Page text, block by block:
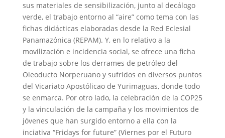
sus materiales de sensibilización, junto al decálogo
verde, el trabajo entorno al “aire” como tema con las
fichas didácticas elaboradas desde la Red Eclesial
Panamazónica (REPAM). Y, en lo relativo a la
movilización e incidencia social, se ofrece una ficha
de trabajo sobre los derrames de petróleo del
Oleoducto Norperuano y sufridos en diversos puntos
del Vicariato Apostólicao de Yurimaguas, donde todo
se enmarca. Por otro lado, la celebración de la COP25
y la vinculación de la campaña y los movimientos de
jóvenes que han surgido entorno a ella con la
inciativa “Fridays for future” (Viernes por el Futuro